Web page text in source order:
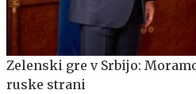
Zelenski gre v Srbijo:
ruske strani